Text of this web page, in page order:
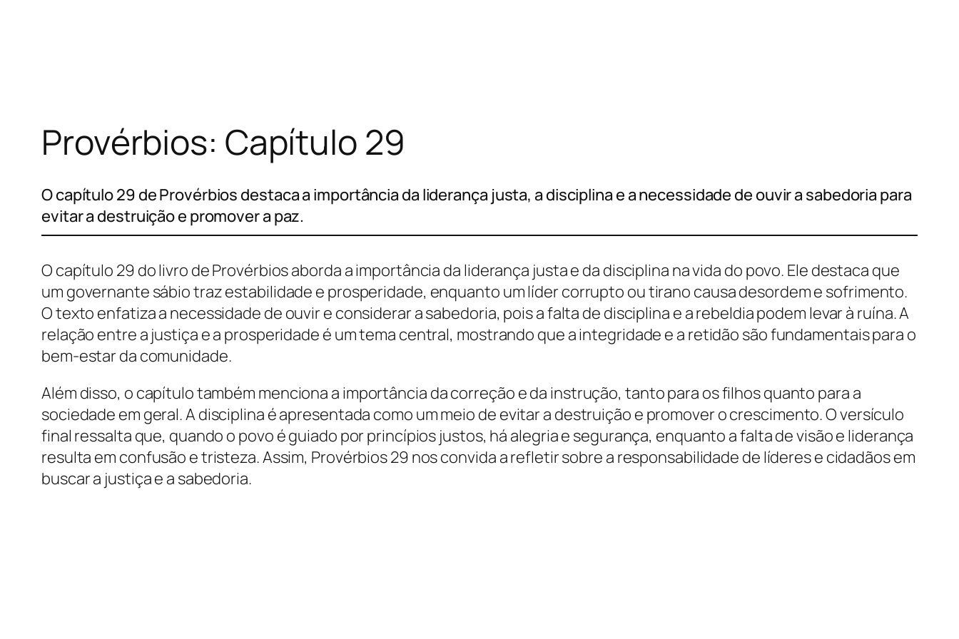
conteúdoProvérbios: Capítulo 29
O capítulo 29 de Provérbios destaca a importância da liderança justa, a disciplina e a necessidade de ouvir a sabedoria para
evitar a destruição e promover a paz.
O capítulo 29 do livro de Provérbios aborda a importância da liderança justa e da disciplina na vida do povo. Ele destaca que
um governante sábio traz estabilidade e prosperidade, enquanto um líder corrupto ou tirano causa desordem e sofrimento.
O texto enfatiza a necessidade de ouvir e considerar a sabedoria, pois a falta de disciplina e a rebeldia podem levar à ruína. A
relação entre a justiça e a prosperidade é um tema central, mostrando que a integridade e a retidão são fundamentais para o
bem-estar da comunidade.
Além disso, o capítulo também menciona a importância da correção e da instrução, tanto para os filhos quanto para a
sociedade em geral. A disciplina é apresentada como um meio de evitar a destruição e promover o crescimento. O versículo
final ressalta que, quando o povo é guiado por princípios justos, há alegria e segurança, enquanto a falta de visão e liderança
resulta em confusão e tristeza. Assim, Provérbios 29 nos convida a refletir sobre a responsabilidade de líderes e cidadãos em
buscar a justiça e a sabedoria.